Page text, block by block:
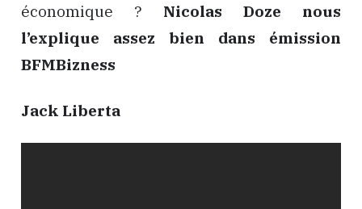
économique ? Nicolas Doze nous
l’explique assez bien dans émission
BFMBizness
Jack Liberta